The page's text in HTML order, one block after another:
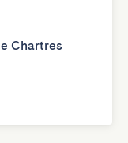
Chartres